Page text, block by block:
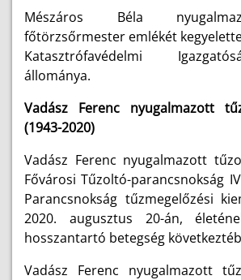
Mészáros Béla
főtörzsőrmester emlékét
Katasztrófavédelmi
állománya.
Vadász Ferenc nyugalmazott
(1943-2020)
Vadász Ferenc nyugalmazott
Fővárosi Tűzoltó-parancsnokság
Parancsnokság tűzmegelőzési
2020. augusztus 20-án,
hosszantartó betegség
Vadász Ferenc nyugalmazott